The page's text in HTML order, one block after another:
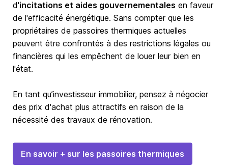
d'incitations et aides gouvernementales en faveur
de l'efficacité énergétique. Sans compter que les
propriétaires de passoires thermiques actuelles
peuvent être confrontés à des restrictions légales ou
financières qui les empêchent de louer leur bien en
l'état.
En tant qu’investisseur immobilier, pensez à négocier
des prix d'achat plus attractifs en raison de la
nécessité des travaux de rénovation.
En savoir + sur les passoires thermiques